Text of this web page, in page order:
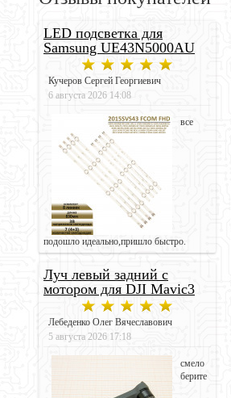
LED подсветка для
Samsung UE43N5000AU
Кучеров Сергей Георгиевич
6 августа 2026 14:08
все
подошло идеально,пришло быстро.
Луч левый задний с
мотором для DJI Mavic3
Лебеденко Олег Вячеславович
5 августа 2026 17:18
смело
берите